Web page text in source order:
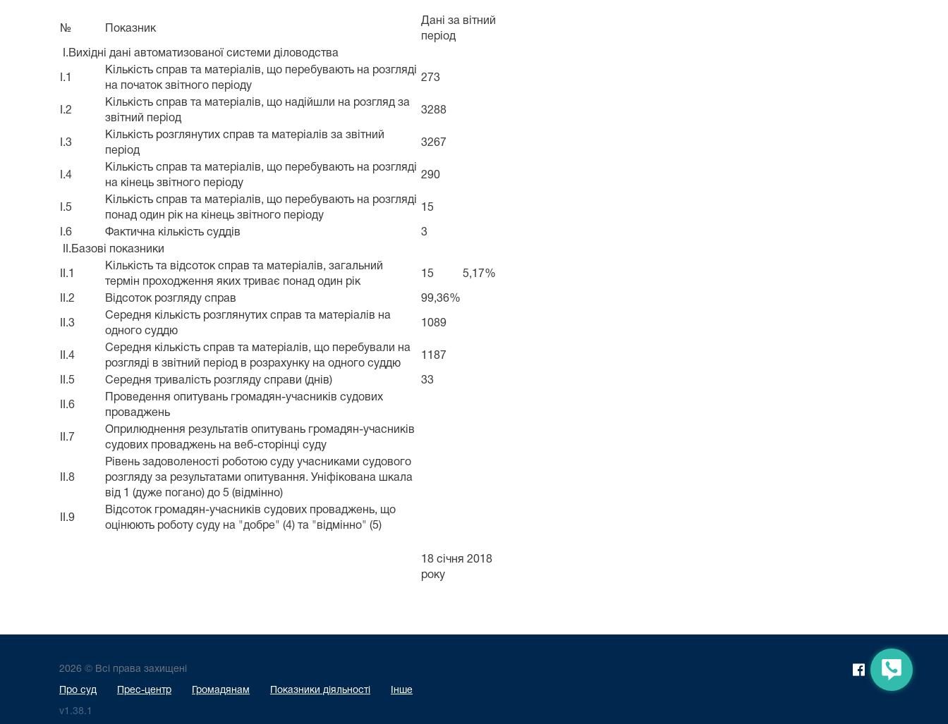
№ Показник
Дані за вітний
період
I.Вихідні дані автоматизованої системи діловодства
I.1
Кількість справ та матеріалів, що перебувають на розгляді
на початок звітного періоду
273
I.2
Кількість справ та матеріалів, що надійшли на розгляд за
звітний період
3288
I.3
Кількість розглянутих справ та матеріалів за звітний
період
3267
I.4
Кількість справ та матеріалів, що перебувають на розгляді
на кінець звітного періоду
290
I.5
Кількість справ та матеріалів, що перебувають на розгляді
понад один рік на кінець звітного періоду
15
I.6 Фактична кількість суддів
3
II.Базові показники
II.1
Кількість та відсоток справ та матеріалів, загальний
термін проходження яких триває понад один рік
15 5,17%
II.2 Відсоток розгляду справ 99,36%
II.3
Середня кількість розглянутих справ та матеріалів на
одного суддю
1089
II.4
Середня кількість справ та матеріалів, що перебували на
розгляді в звітний період в розрахунку на одного суддю
1187
II.5 Середня тривалість розгляду справи (днів) 33
II.6
Проведення опитувань громадян-учасників судових
проваджень
II.7
Оприлюднення результатів опитувань громадян-учасників
судових проваджень на веб-сторінці суду
II.8
Рівень задоволеності роботою суду учасниками судового
розгляду за результатами опитування. Уніфікована шкала
від 1 (дуже погано) до 5 (відмінно)
II.9
Відсоток громадян-учасників судових проваджень, що
оцінюють роботу суду на "добре" (4) та "відмінно" (5)
18 січня 2018
року
2026 © Всі права захищені
Про суд Прес-центр Громадянам Показники діяльності Інше
v1.38.1